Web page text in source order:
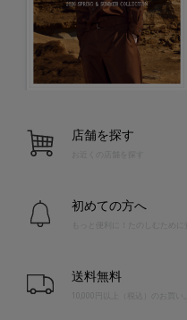
店舗を探す
お近くの店舗を探す
初めての方へ
送料無料
10,000円以上（税込）のお買い